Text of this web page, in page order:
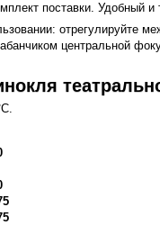
поставки. Удобный
отрегулируйте
центральной